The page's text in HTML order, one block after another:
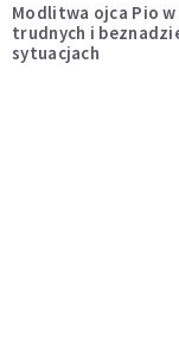
Modlitwa ojca Pio w
trudnych i
sytuacjach